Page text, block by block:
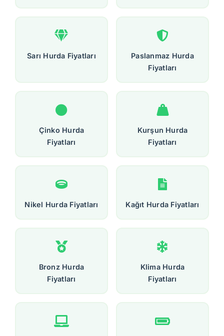
Sarı Hurda Fiyatları
Paslanmaz Hurda
Fiyatları
Çinko Hurda
Fiyatları
Kurşun Hurda
Fiyatları
Nikel Hurda Fiyatları Kağıt Hurda Fiyatları
Bronz Hurda
Fiyatları
Klima Hurda
Fiyatları